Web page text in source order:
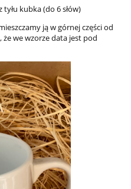
kubka (do 6 słów)
ją w górnej części od
we wzorze data jest pod